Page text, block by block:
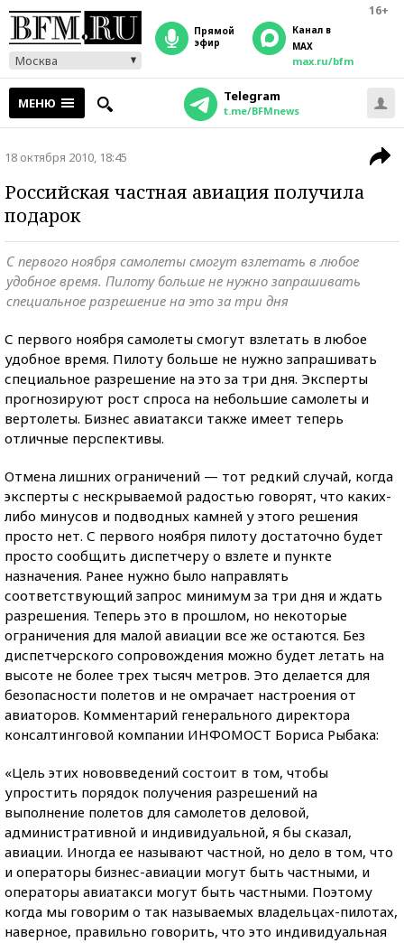
16+
Москва
прямой
эфир
Канал в
MAX
max.ru/bfm
МЕНЮ Telegram
t.me/BFMnews
18 октября 2010, 18:45
Российская частная авиация получила
подарок
С первого ноября самолеты смогут взлетать в любое
удобное время. Пилоту больше не нужно запрашивать
специальное разрешение на это за три дня
С первого ноября самолеты смогут взлетать в любое
удобное время. Пилоту больше не нужно запрашивать
специальное разрешение на это за три дня. Эксперты
прогнозируют рост спроса на небольшие самолеты и
вертолеты. Бизнес авиатакси также имеет теперь
отличные перспективы.
Отмена лишних ограничений — тот редкий случай, когда
эксперты с нескрываемой радостью говорят, что каких-
либо минусов и подводных камней у этого решения
просто нет. С первого ноября пилоту достаточно будет
просто сообщить диспетчеру о взлете и пункте
назначения. Ранее нужно было направлять
соответствующий запрос минимум за три дня и ждать
разрешения. Теперь это в прошлом, но некоторые
ограничения для малой авиации все же остаются. Без
диспетчерского сопровождения можно будет летать на
высоте не более трех тысяч метров. Это делается для
безопасности полетов и не омрачает настроения от
авиаторов. Комментарий генерального директора
консалтинговой компании ИНФОМОСТ Бориса Рыбака:
«Цель этих нововведений состоит в том, чтобы
упростить порядок получения разрешений на
выполнение полетов для самолетов деловой,
административной и индивидуальной, я бы сказал,
авиации. Иногда ее называют частной, но дело в том, что
и операторы бизнес-авиации могут быть частными, и
операторы авиатакси могут быть частными. Поэтому
когда мы говорим о так называемых владельцах-пилотах,
наверное, правильно говорить, что это индивидуальная